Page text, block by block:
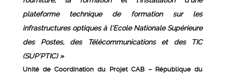
plateforme technique de formation sur les
infrastructures optiques à l’Ecole Nationale Supérieure
des Postes, des Télécommunications et des TIC
(SUP’PTIC) »
Unité de Coordination du Projet CAB – République du